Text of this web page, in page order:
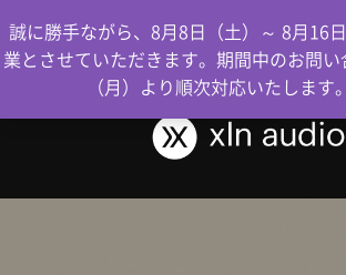
誠に勝手ながら、8月8日（土）～ 8月16
業とさせていただきます。期間中のお問
（月）より順次対応いたします。